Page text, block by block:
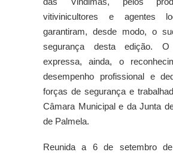
vitivinicultores e agentes
garantiram, desde modo, o
segurança desta edição. O
expressa, ainda, o
desempenho profissional e
forças de segurança e
Câmara Municipal e da Junta
de Palmela.
Reunida a 6 de setembro